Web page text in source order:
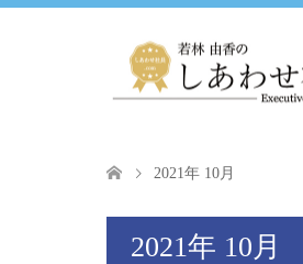
2021年 10月
2021年 10月